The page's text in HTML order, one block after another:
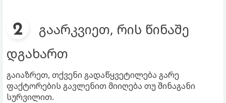
გაარკვიეთ, რის წინაშე
დგახართ
გაიაზრეთ, თქვენი გადაწყვეტილება გარე
ფაქტორების გავლენით მიიღება თუ შინაგანი
სურვილით.